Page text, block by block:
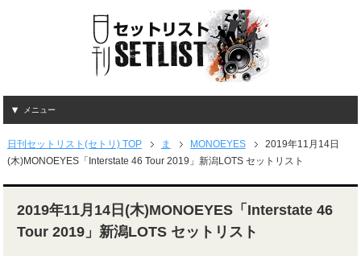
メニュー
日刊セットリスト(セトリ) TOP ま MONOEYES
2019年11月14日
(木)MONOEYES「Interstate 46 Tour 2019」新潟LOTS セットリスト
2019年11月14日(木)MONOEYES「Interstate 46
Tour 2019」新潟LOTS セットリスト